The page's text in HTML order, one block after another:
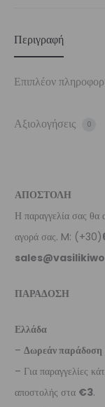
Περιγραφή
Επιπλέον
Αξιολογήσεις 0
ΑΠΟΣΤΟΛΗ
Η παραγγελία σας θα
αγορά σας. M: (+30)
ΠΑΡΑΔΟΣΗ
Ελλάδα
– Δωρεάν παράδοση
– Για παραγγελίες
αποστολής στα €3.